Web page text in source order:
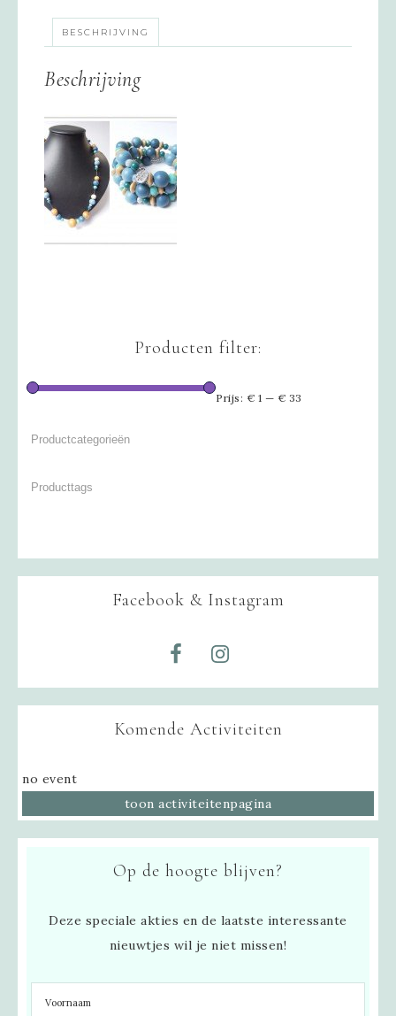
BESCHRIJVING
Beschrijving
Producten filter:
Prijs: € 1 — € 33
Facebook & Instagram
Komende Activiteiten
no event
toon activiteitenpagina
Op de hoogte blijven?
Deze speciale akties en de laatste interessante
nieuwtjes wil je niet missen!